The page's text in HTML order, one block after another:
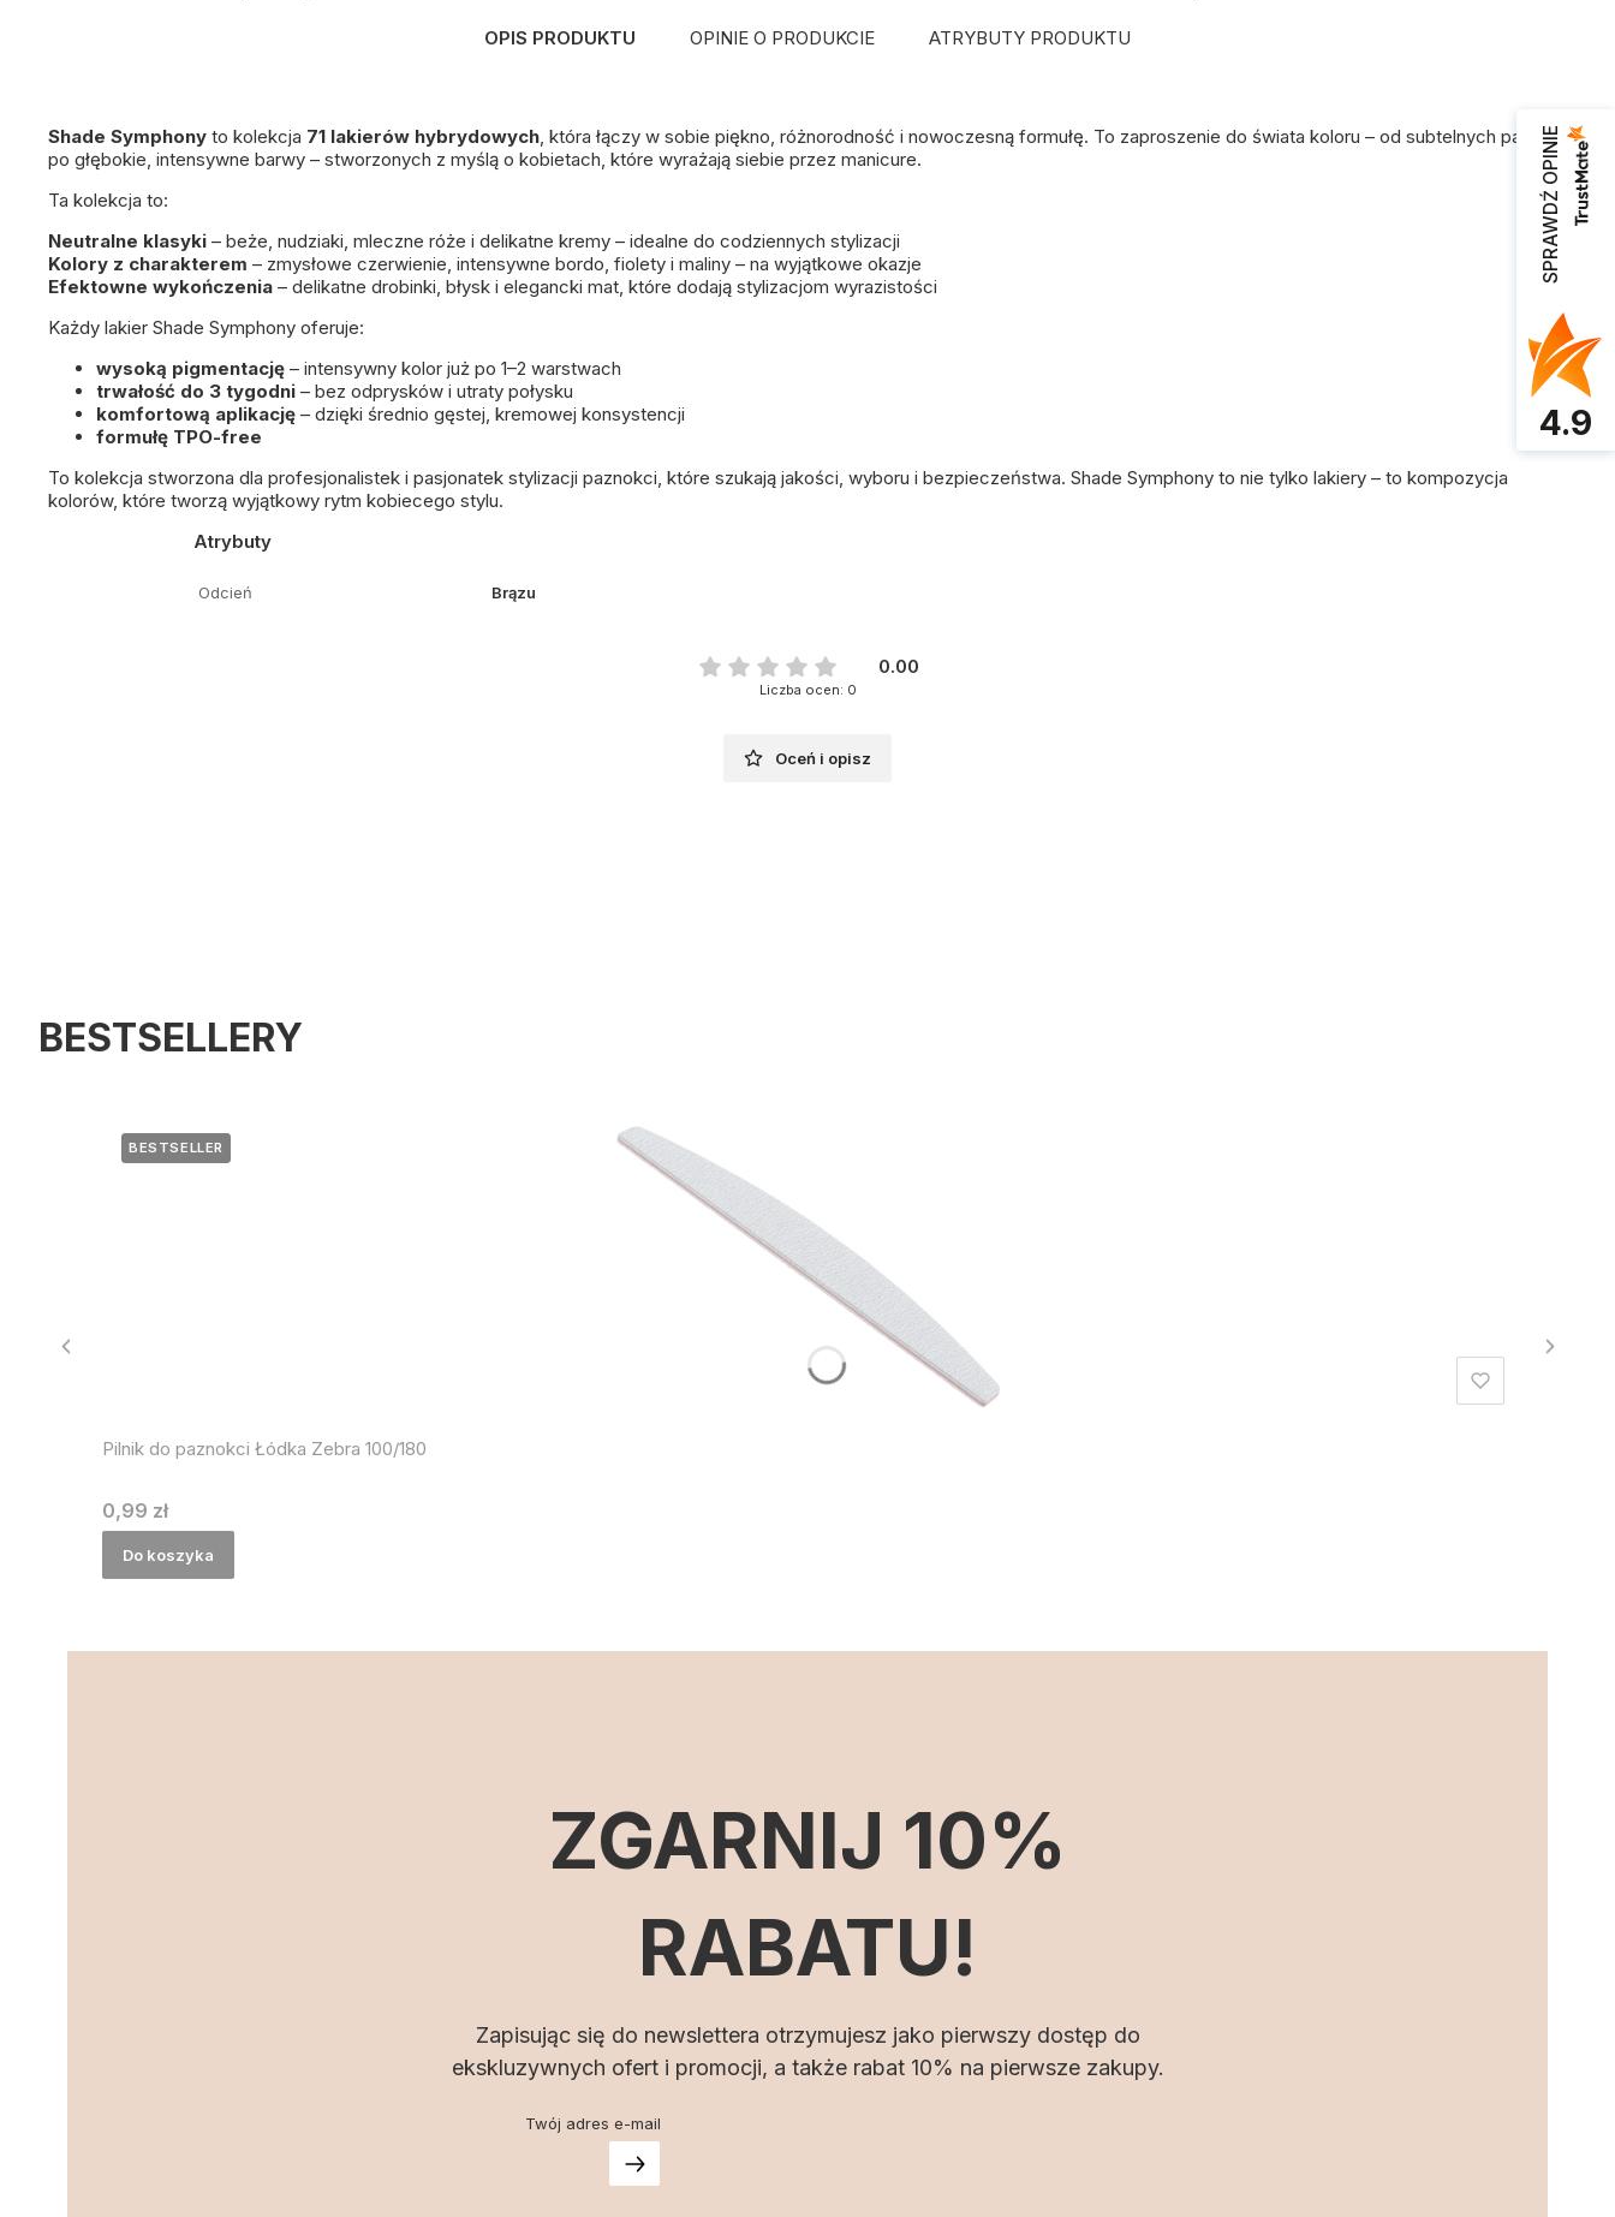
OPIS PRODUKTU OPINIE O PRODUKCIE ATRYBUTY PRODUKTU
Shade Symphony to kolekcja 71 lakierów hybrydowych , która łączy w sobie piękno, różnorodność i nowoczesną formułę. To zaproszenie do świata koloru – od subtelnych pasteli
po głębokie, intensywne barwy – stworzonych z myślą o kobietach, które wyrażają siebie przez manicure.
Ta kolekcja to:
Neutralne klasyki – beże, nudziaki, mleczne róże i delikatne kremy – idealne do codziennych stylizacji
Kolory z charakterem – zmysłowe czerwienie, intensywne bordo, fiolety i maliny – na wyjątkowe okazje
Efektowne wykończenia – delikatne drobinki, błysk i elegancki mat, które dodają stylizacjom wyrazistości
Każdy lakier Shade Symphony oferuje:
wysoką pigmentację – intensywny kolor już po 1–2 warstwach
trwałość do 3 tygodni – bez odprysków i utraty połysku
komfortową aplikację – dzięki średnio gęstej, kremowej konsystencji
formułę TPO-free
To kolekcja stworzona dla profesjonalistek i pasjonatek stylizacji paznokci, które szukają jakości, wyboru i bezpieczeństwa. Shade Symphony to nie tylko lakiery – to kompozycja
kolorów, które tworzą wyjątkowy rytm kobiecego stylu.
Atrybuty
Odcień Brązu
0.00
Liczba ocen: 0
Oceń i opisz
BESTSELLERY
BESTSELLER
Pilnik do paznokci Łódka Zebra 100/180
Cena
0,99 zł
Do koszyka
ZGARNIJ 10%
RABATU!
Zapisując się do newslettera otrzymujesz jako pierwszy dostęp do
ekskluzywnych ofert i promocji, a także rabat 10% na pierwsze zakupy.
Twój adres e-mail
SPRAWDŹ OPINIE
4.9